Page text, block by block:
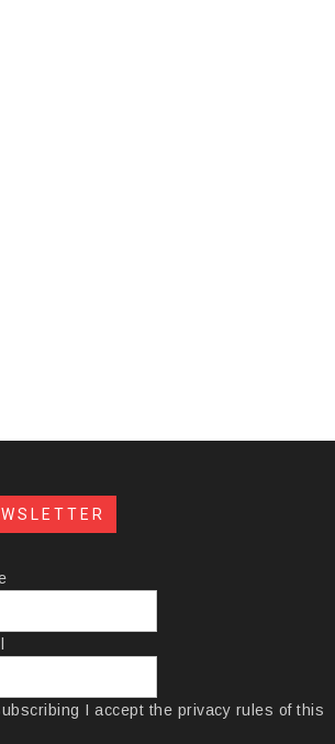
I accept the privacy rules of this